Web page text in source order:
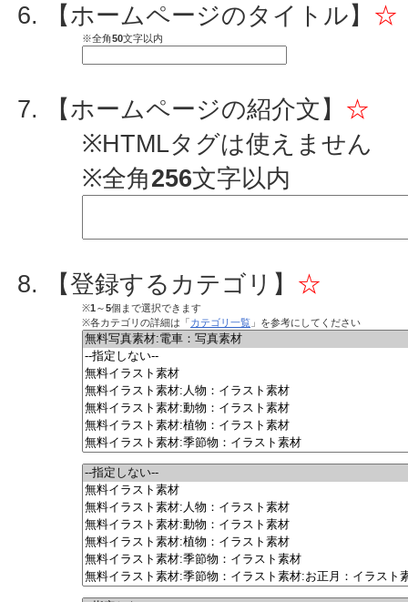
【ホームページのタイトル】 ☆
※全角50文字以内
【ホームページの紹介文】 ☆
※HTMLタグは使えません
※全角256文字以内
【登録するカテゴリ】 ☆
※1 ～5個まで選択できます
※各カテゴリの詳細は「カテゴリ一覧 」を参考にしてください